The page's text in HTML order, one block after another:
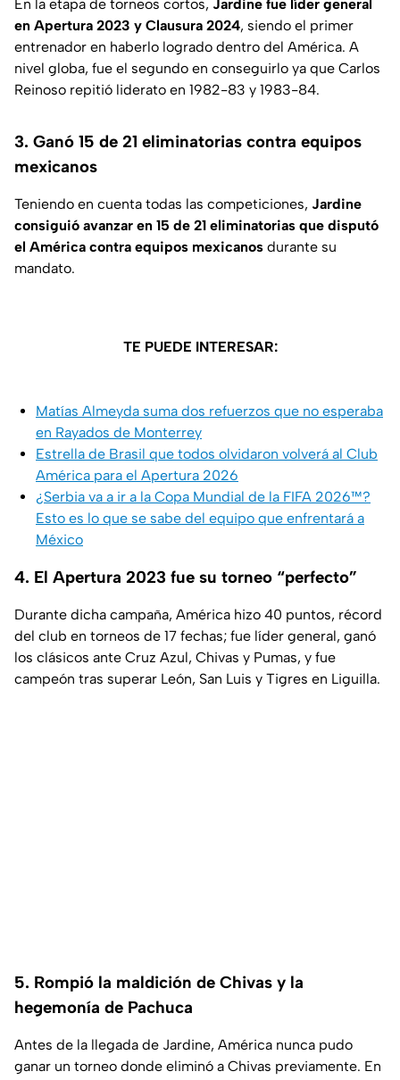
En la etapa de torneos cortos, Jardine fue líder general
en Apertura 2023 y Clausura 2024, siendo el primer
entrenador en haberlo logrado dentro del América. A
nivel globa, fue el segundo en conseguirlo ya que Carlos
Reinoso repitió liderato en 1982-83 y 1983-84.
3. Ganó 15 de 21 eliminatorias contra equipos
mexicanos
Teniendo en cuenta todas las competiciones, Jardine
consiguió avanzar en 15 de 21 eliminatorias que disputó
el América contra equipos mexicanos durante su
mandato.
TE PUEDE INTERESAR:
Matías Almeyda suma dos refuerzos que no esperaba
en Rayados de Monterrey
Estrella de Brasil que todos olvidaron volverá al Club
América para el Apertura 2026
¿Serbia va a ir a la Copa Mundial de la FIFA 2026™?
Esto es lo que se sabe del equipo que enfrentará a
México
4. El Apertura 2023 fue su torneo “perfecto”
Durante dicha campaña, América hizo 40 puntos, récord
del club en torneos de 17 fechas; fue líder general, ganó
los clásicos ante Cruz Azul, Chivas y Pumas, y fue
campeón tras superar León, San Luis y Tigres en Liguilla.
5. Rompió la maldición de Chivas y la
hegemonía de Pachuca
Antes de la llegada de Jardine, América nunca pudo
ganar un torneo donde eliminó a Chivas previamente. En